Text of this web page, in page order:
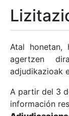
Erakutsi/
Erakutsi/
Erakutsi/
Atal honetan,
agertzen
adjudikazioak
A partir del 3
información